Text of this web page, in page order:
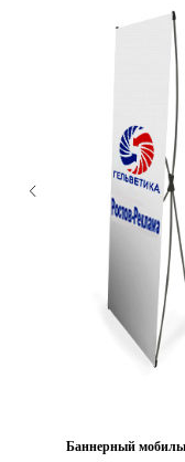
Баннерный